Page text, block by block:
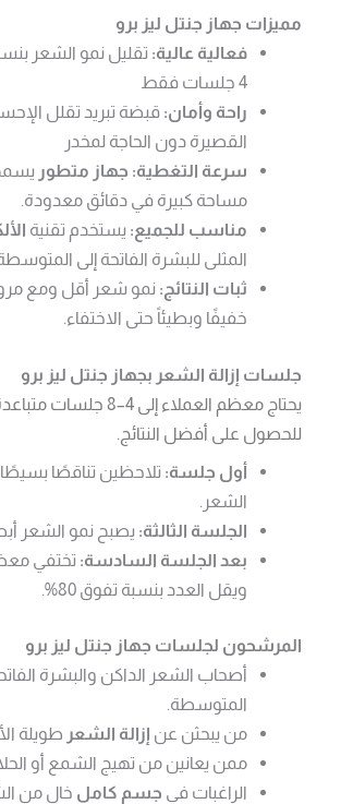
مميزات جهاز جنتل ليز برو
فعالية عالية:
4 جلسات فقط
راحة وأمان: قبضة تبريد تقلل
القصيرة دون الحاجة لمخدر
سرعة التغطية: جهاز متطور
مساحة كبيرة في دقائق معدودة.
مناسب للجميع: يستخدم تقنية
المثلى للبشرة الفاتحة إلى
ثبات النتائج: نمو شعر أقل ومع
خفيفًا وبطيئاً حتى الاختفاء.
جلسات إزالة الشعر بجهاز جنتل ليز برو
للحصول على أفضل النتائج.
أول جلسة: تلاحظين تناقصًا
الشعر.
الجلسة الثالثة: يصبح نمو الشعر
بعد الجلسة السادسة: تختفي
ويقل العدد بنسبة تفوق 80%.
المرشحون لجلسات جهاز جنتل ليز برو
أصحاب الشعر الداكن والبشرة
المتوسطة.
من يبحثن عن إزالة الشعر طويلة
ممن يعانين من تهيج الشمع أو
الراغبات في جسم كامل خالٍ من